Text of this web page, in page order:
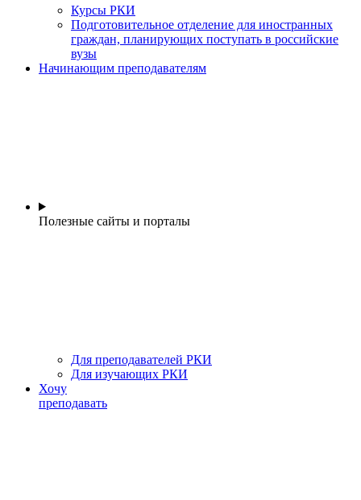
Курсы РКИ
Подготовительное отделение для иностранных
граждан, планирующих поступать в российские
вузы
Начинающим преподавателям
Полезные сайты и порталы
Для преподавателей РКИ
Для изучающих РКИ
Хочу
преподавать